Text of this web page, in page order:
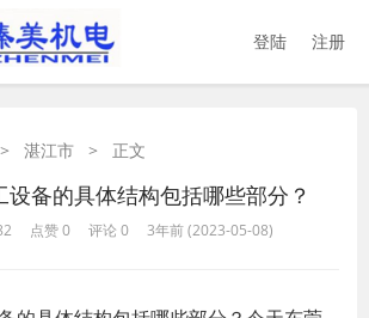
登陆 注册
> 湛江市 > 正文
设备的具体结构包括哪些部分？
点赞 0 评论 0 3年前 (2023-05-08)